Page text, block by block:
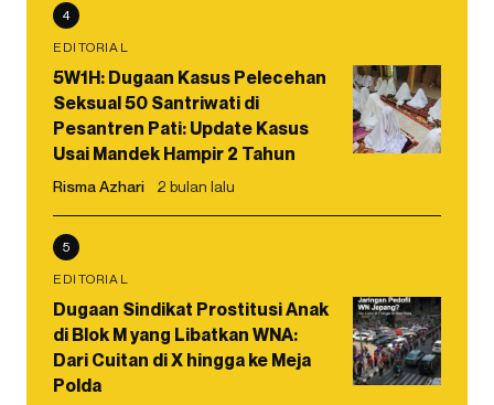
4
EDITORIAL
5W1H: Dugaan Kasus Pelecehan
Seksual 50 Santriwati di
Pesantren Pati: Update Kasus
Usai Mandek Hampir 2 Tahun
Risma Azhari 2 bulan lalu
5
EDITORIAL
Dugaan Sindikat Prostitusi Anak
di Blok M yang Libatkan WNA:
Dari Cuitan di X hingga ke Meja
Polda